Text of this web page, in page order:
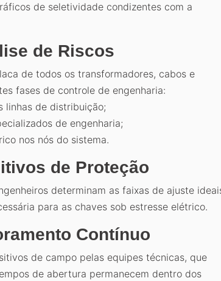
de seletividade condizentes com a
de Riscos
de todos os transformadores, cabos e
fases de controle de engenharia:
linhas de distribuição;
de engenharia;
nos nós do sistema.
de Proteção
determinam as faixas de ajuste
para as chaves sob estresse elétrico.
Contínuo
de campo pelas equipes técnicas, que
de abertura permanecem dentro dos